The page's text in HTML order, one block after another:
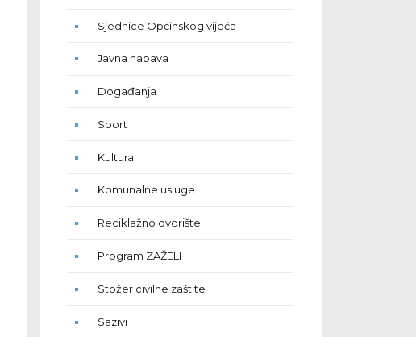
Sjednice Općinskog vijeća
Javna nabava
Događanja
Sport
Kultura
Komunalne usluge
Reciklažno dvorište
Program ZAŽELI
Stožer civilne zaštite
Sazivi